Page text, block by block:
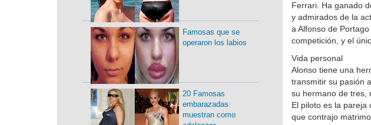
Ferrari. Ha ganado
y admirados de la
a Alfonso de
competición, y el
Vida personal
Alonso tiene una
transmitir su pasión
su hermano de tres,
El piloto es la pareja
que contrajo
Famosas que se
operaron los labios
20 Famosas
embarazadas
muestran como